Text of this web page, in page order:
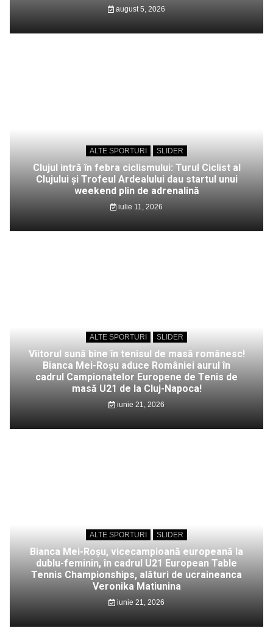
august 5, 2026
ALTE SPORTURI SLIDER
Clujul intră în febra ciclismului: Turul Ciclist al
Clujului și Trofeul Ardealului dau startul unui
weekend plin de adrenalină
iulie 11, 2026
ALTE SPORTURI SLIDER
Viitorul sună bine în tenisul de masă românesc!
Bianca Mei-Roșu aduce României aurul în
cadrul Campionatelor Europene de Tenis de
masă U21 de la Cluj-Napoca!
iunie 21, 2026
ALTE SPORTURI SLIDER
Bianca Mei-Roșu, vicecampioană europeană la
dublu-feminin, în cadrul U21 European Table
Tennis Championships, alături de ucraineanca
Veronika Matiunina
iunie 21, 2026